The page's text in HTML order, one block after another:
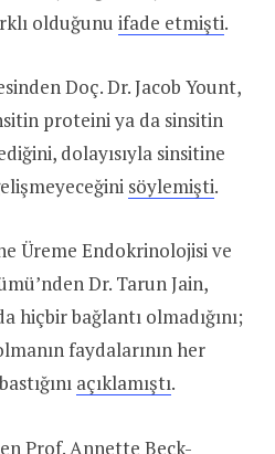
olduğunu ifade etmişti.
Doç. Dr. Jacob Yount,
proteini ya da sinsitin
dolayısıyla sinsitine
söylemişti.
Üreme Endokrinolojisi ve
Dr. Tarun Jain,
hiçbir bağlantı olmadığını;
faydalarının her
açıklamıştı.
Prof. Annette Beck-